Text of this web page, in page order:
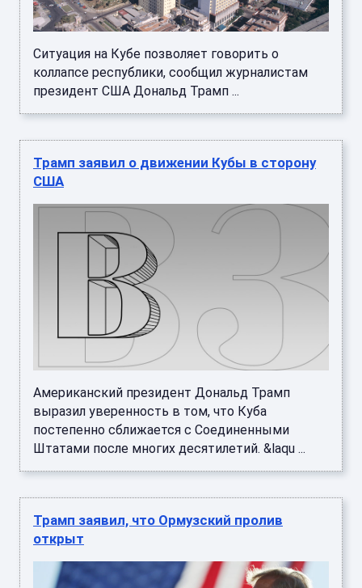
Ситуация на Кубе позволяет говорить о
коллапсе республики, сообщил журналистам
президент США Дональд Трамп ...
Трамп заявил о движении Кубы в сторону
США
Американский президент Дональд Трамп
выразил уверенность в том, что Куба
постепенно сближается с Соединенными
Штатами после многих десятилетий. &laqu ...
Трамп заявил, что Ормузский пролив
открыт